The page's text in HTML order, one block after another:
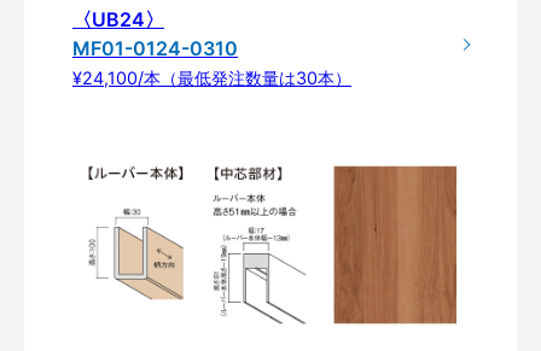
〈UB24〉
MF01-0124-0310
¥24,100/本（最低発注数量は30本）